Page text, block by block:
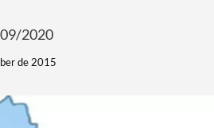
2020
de 2015